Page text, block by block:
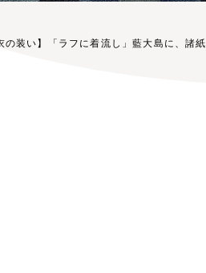
の装い】「ラフに着流し」藍大島に、諸